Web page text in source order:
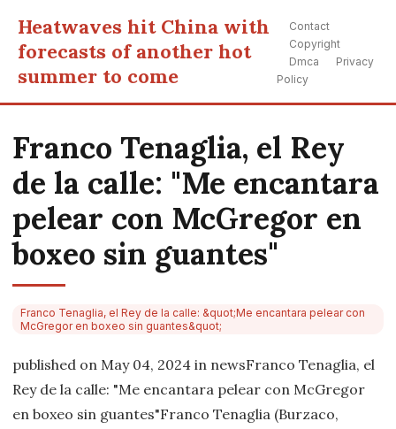
Heatwaves hit China with
forecasts of another hot
summer to come
Contact
Copyright
Dmca
Privacy
Policy
Franco Tenaglia, el Rey
de la calle: "Me encantara
pelear con McGregor en
boxeo sin guantes"
Franco Tenaglia, el Rey de la calle: &quot;Me encantara pelear con
McGregor en boxeo sin guantes&quot;
published on May 04, 2024 in newsFranco Tenaglia, el
Rey de la calle: "Me encantara pelear con McGregor
en boxeo sin guantes"Franco Tenaglia (Burzaco,